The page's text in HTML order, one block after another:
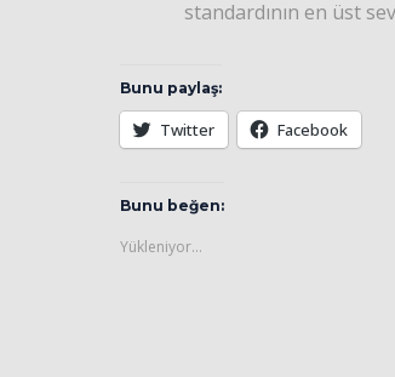
standardının en üst
Bunu paylaş:
Twitter Facebook
Bunu beğen:
Yükleniyor...